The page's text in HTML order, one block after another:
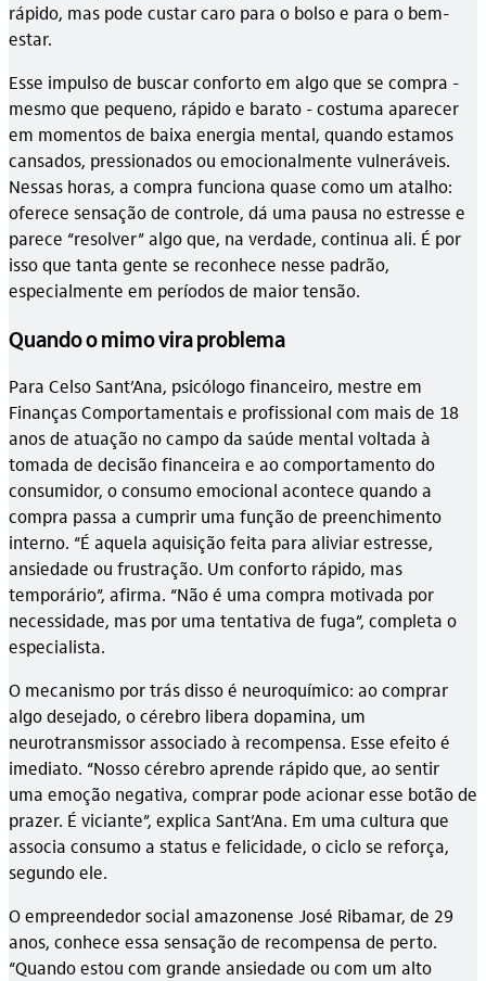
rápido, mas pode custar caro para o bolso e para o bem-
estar.
Esse impulso de buscar conforto em algo que se compra -
mesmo que pequeno, rápido e barato - costuma aparecer
em momentos de baixa energia mental, quando estamos
cansados, pressionados ou emocionalmente vulneráveis.
Nessas horas, a compra funciona quase como um atalho:
oferece sensação de controle, dá uma pausa no estresse e
parece “resolver” algo que, na verdade, continua ali. É por
isso que tanta gente se reconhece nesse padrão,
especialmente em períodos de maior tensão.
Quando o mimo vira problema
Para Celso Sant’Ana, psicólogo financeiro, mestre em
Finanças Comportamentais e profissional com mais de 18
anos de atuação no campo da saúde mental voltada à
tomada de decisão financeira e ao comportamento do
consumidor, o consumo emocional acontece quando a
compra passa a cumprir uma função de preenchimento
interno. “É aquela aquisição feita para aliviar estresse,
ansiedade ou frustração. Um conforto rápido, mas
temporário”, afirma. “Não é uma compra motivada por
necessidade, mas por uma tentativa de fuga”, completa o
especialista.
O mecanismo por trás disso é neuroquímico: ao comprar
algo desejado, o cérebro libera dopamina, um
neurotransmissor associado à recompensa. Esse efeito é
imediato. “Nosso cérebro aprende rápido que, ao sentir
uma emoção negativa, comprar pode acionar esse botão de
prazer. É viciante”, explica Sant’Ana. Em uma cultura que
associa consumo a status e felicidade, o ciclo se reforça,
segundo ele.
O empreendedor social amazonense José Ribamar, de 29
anos, conhece essa sensação de recompensa de perto.
“Quando estou com grande ansiedade ou com um alto